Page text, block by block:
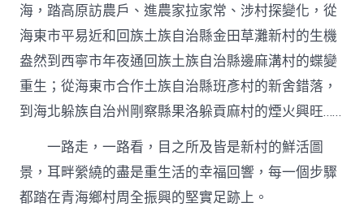
到
九
宮
格
共
享
皆
新
景
_
中
國
海，踏高原訪農戶、進農家拉家常、涉村探變化，從
海東市平易近和回族土族自治縣金田草灘新村的生機
盎然到西寧市年夜通回族土族自治縣邊麻溝村的蝶變
重生；從海東市合作土族自治縣班彥村的新舍錯落，
到海北躲族自治州剛察縣果洛躲貢麻村的煙火興旺……
一路走，一路看，目之所及皆是新村的鮮活圖
景，耳畔縈繞的盡是重生活的幸福回響，每一個步驟
都踏在青海鄉村周全振興的堅實足跡上。